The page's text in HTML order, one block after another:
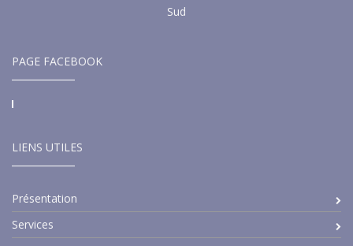
Sud
PAGE FACEBOOK
LIENS UTILES
Présentation
Services